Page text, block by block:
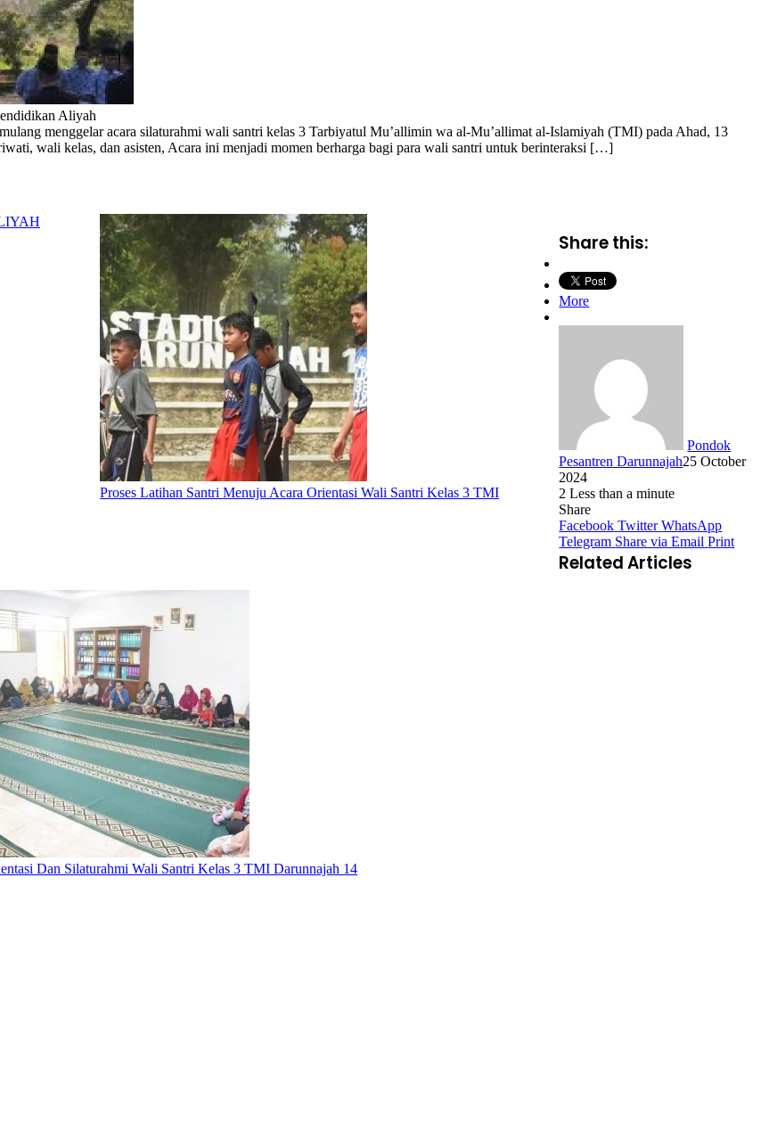
Aliyah
menggelar acara silaturahmi wali santri kelas 3 Tarbiyatul Mu’allimin wa al-Mu’allimat al-Islamiyah (TMI) pada Ahad, 13
wali kelas, dan asisten, Acara ini menjadi momen berharga bagi para wali santri untuk berinteraksi […]
Proses Latihan Santri Menuju Acara Orientasi Wali Santri Kelas 3 TMI
Dan Silaturahmi Wali Santri Kelas 3 TMI Darunnajah 14
Share this:
More
Pondok
Pesantren Darunnajah25 October
2024
2Less than a minute
Share
Facebook Twitter WhatsApp
Telegram Share via Email Print
Related Articles